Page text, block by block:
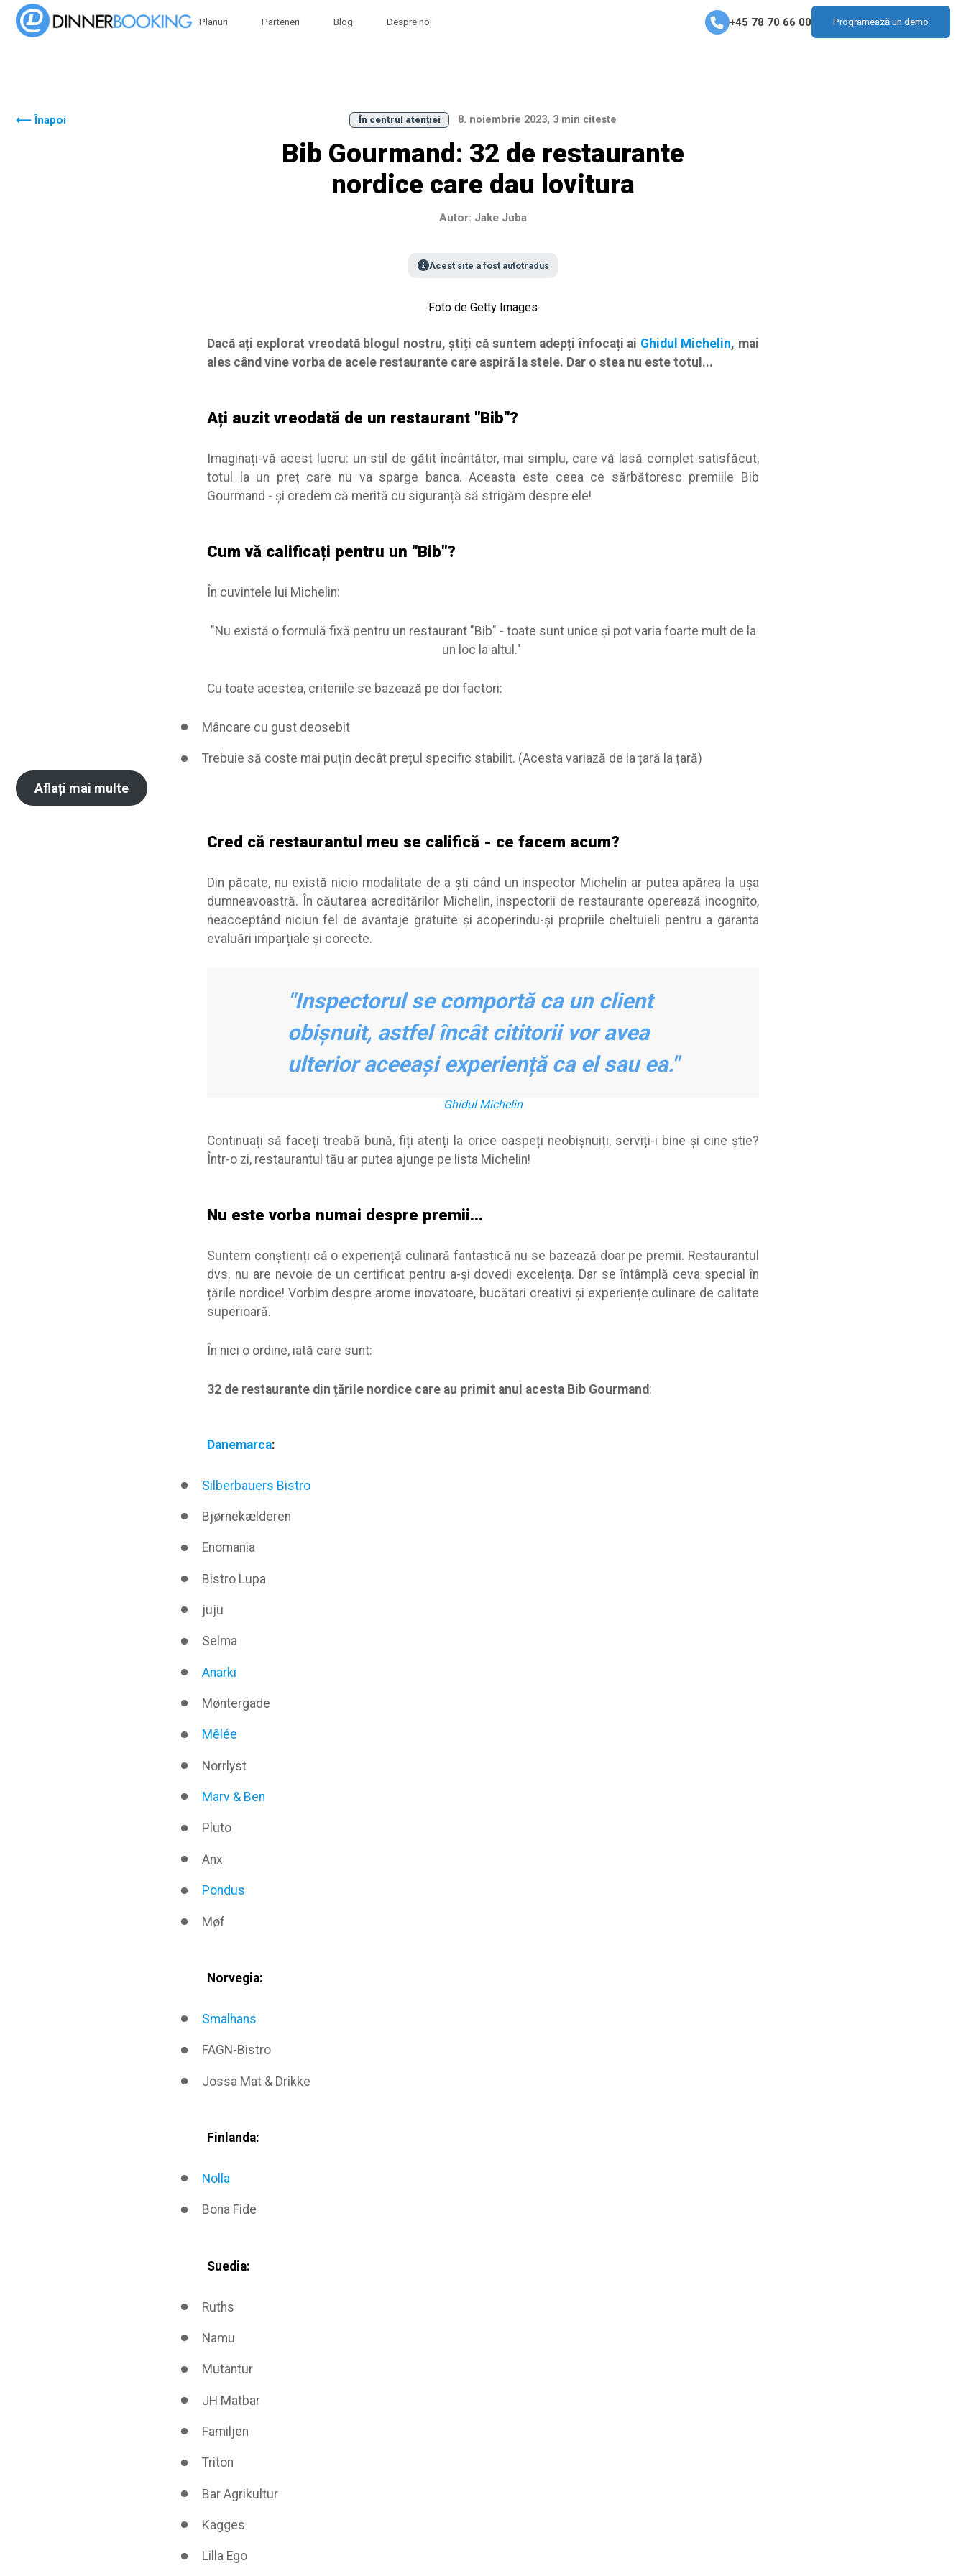
Planuri Parteneri Blog Despre noi +45 78 70 66 00 Programează un demo
⟵ Înapoi În centrul atenției 8. noiembrie 2023, 3 min citește
Bib Gourmand: 32 de restaurante
nordice care dau lovitura
Autor: Jake Juba
Acest site a fost autotradus
Foto de Getty Images
Dacă ați explorat vreodată blogul nostru, știți că suntem adepți înfocați ai Ghidul Michelin, mai
ales când vine vorba de acele restaurante care aspiră la stele. Dar o stea nu este totul...
Ați auzit vreodată de un restaurant "Bib"?
Imaginați-vă acest lucru: un stil de gătit încântător, mai simplu, care vă lasă complet satisfăcut,
totul la un preț care nu va sparge banca. Aceasta este ceea ce sărbătoresc premiile Bib
Gourmand - și credem că merită cu siguranță să strigăm despre ele!
Cum vă calificați pentru un "Bib"?
În cuvintele lui Michelin:
"Nu există o formulă fixă pentru un restaurant "Bib" - toate sunt unice și pot varia foarte mult de la
un loc la altul."
Cu toate acestea, criteriile se bazează pe doi factori:
Mâncare cu gust deosebit
Trebuie să coste mai puțin decât prețul specific stabilit. (Acesta variază de la țară la țară)
Aflați mai multe
Cred că restaurantul meu se califică - ce facem acum?
Din păcate, nu există nicio modalitate de a ști când un inspector Michelin ar putea apărea la ușa
dumneavoastră. În căutarea acreditărilor Michelin, inspectorii de restaurante operează incognito,
neacceptând niciun fel de avantaje gratuite și acoperindu-și propriile cheltuieli pentru a garanta
evaluări imparțiale și corecte.
"Inspectorul se comportă ca un client
obișnuit, astfel încât cititorii vor avea
ulterior aceeași experiență ca el sau ea."
Ghidul Michelin
Continuați să faceți treabă bună, fiți atenți la orice oaspeți neobișnuiți, serviți-i bine și cine știe?
Într-o zi, restaurantul tău ar putea ajunge pe lista Michelin!
Nu este vorba numai despre premii...
Suntem conștienți că o experiență culinară fantastică nu se bazează doar pe premii. Restaurantul
dvs. nu are nevoie de un certificat pentru a-și dovedi excelența. Dar se întâmplă ceva special în
țările nordice! Vorbim despre arome inovatoare, bucătari creativi și experiențe culinare de calitate
superioară.
În nici o ordine, iată care sunt:
32 de restaurante din țările nordice care au primit anul acesta Bib Gourmand :
Danemarca:
Silberbauers Bistro
Bjørnekælderen
Enomania
Bistro Lupa
juju
Selma
Anarki
Møntergade
Mêlée
Norrlyst
Marv & Ben
Pluto
Anx
Pondus
Møf
Norvegia:
Smalhans
FAGN-Bistro
Jossa Mat & Drikke
Finlanda:
Nolla
Bona Fide
Suedia:
Ruths
Namu
Mutantur
JH Matbar
Familjen
Triton
Bar Agrikultur
Kagges
Lilla Ego